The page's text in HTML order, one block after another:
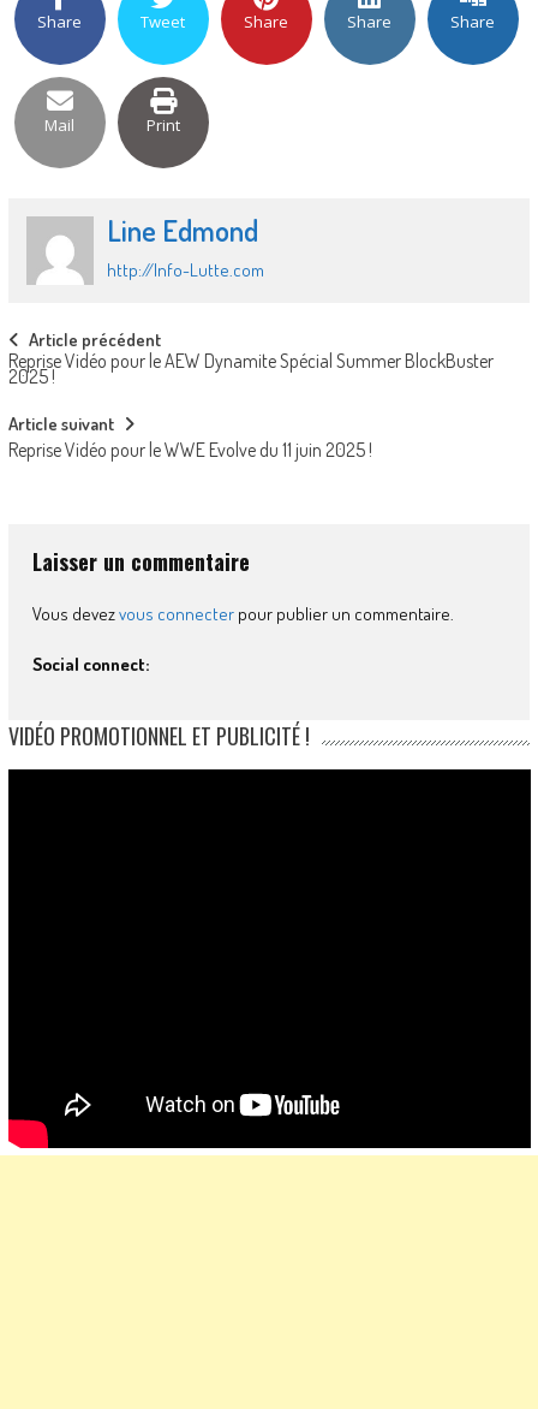
Share Tweet Share Share Share
Mail Print
Line Edmond
http://Info-Lutte.com
Post
navigation
Article précédent
Reprise Vidéo pour le AEW Dynamite Spécial Summer BlockBuster
2025 !
Article suivant
Reprise Vidéo pour le WWE Evolve du 11 juin 2025 !
Laisser un commentaire
Vous devezvous connecterpour publier un commentaire.
Social connect:
VIDÉO PROMOTIONNEL ET PUBLICITÉ !